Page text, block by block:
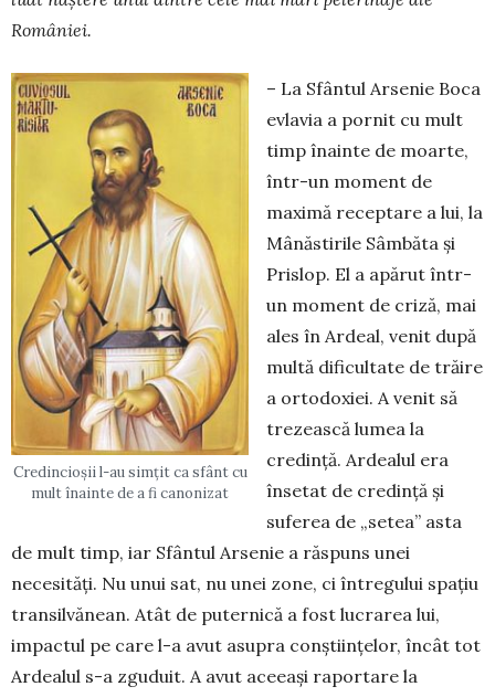
României.
Credincioșii l-au simțit ca sfânt cu
mult înainte de a fi canonizat
– La Sfântul Arsenie Boca
evlavia a pornit cu mult
timp înainte de moarte,
într-un moment de
maximă receptare a lui, la
Mânăstirile Sâmbăta şi
Prislop. El a apărut într-
un moment de criză, mai
ales în Ardeal, venit după
multă dificultate de trăire
a ortodoxiei. A venit să
trezească lumea la
credinţă. Ardealul era
însetat de credinţă şi
suferea de „setea” asta
de mult timp, iar Sfântul Arsenie a răspuns unei
necesităţi. Nu unui sat, nu unei zone, ci întregului spaţiu
transilvănean. Atât de puternică a fost lucrarea lui,
impactul pe care l-a avut asupra conştiinţelor, încât tot
Ardealul s-a zguduit. A avut aceeaşi raportare la